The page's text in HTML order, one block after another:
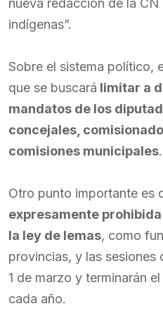
nueva redacción de la
indígenas”.
Sobre el sistema político,
que se buscará limitar a
mandatos de los
concejales,
comisiones municipales.
Otro punto importante es
expresamente
la ley de lemas, como
provincias, y las sesiones
1 de marzo y terminarán
cada año.